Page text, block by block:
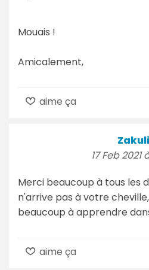
Mouais !
Amicalement,
aime ça
Zakuli
17 Feb 2021
Merci beaucoup à tous les
n'arrive pas à votre
beaucoup à apprendre
aime ça